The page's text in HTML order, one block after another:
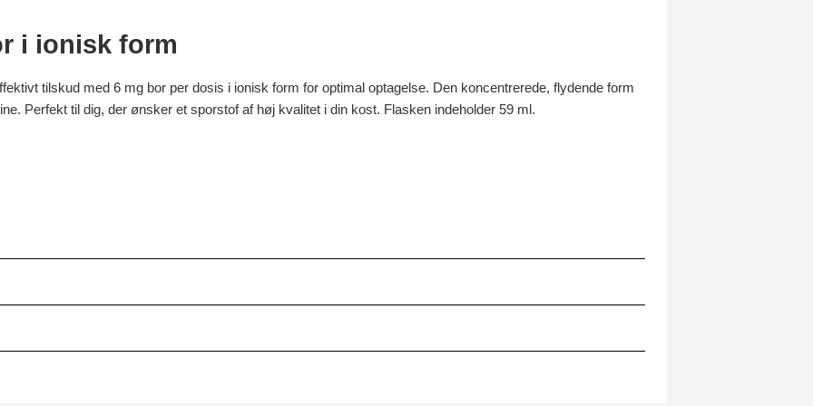
i ionisk form
tilskud med 6 mg bor per dosis i ionisk form for optimal optagelse. Den koncentrerede, flydende form
Perfekt til dig, der ønsker et sporstof af høj kvalitet i din kost. Flasken indeholder 59 ml.